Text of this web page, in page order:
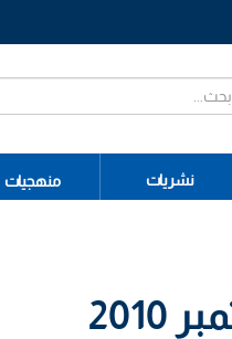
نشريات منهجيات